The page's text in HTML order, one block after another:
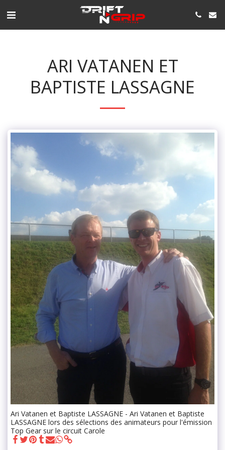
ARI VATANEN ET
BAPTISTE LASSAGNE
Ari Vatanen et Baptiste LASSAGNE - Ari Vatanen et Baptiste
LASSAGNE lors des sélections des animateurs pour l'émission
Top Gear sur le circuit Carole